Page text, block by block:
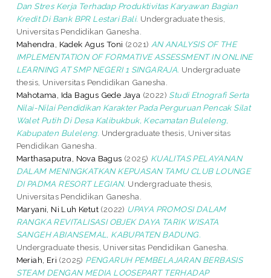
Dan Stres Kerja Terhadap Produktivitas Karyawan Bagian
Kredit Di Bank BPR Lestari Bali. Undergraduate thesis,
Universitas Pendidikan Ganesha.
Mahendra, Kadek Agus Toni (2021) AN ANALYSIS OF THE
IMPLEMENTATION OF FORMATIVE ASSESSMENT IN ONLINE
LEARNING AT SMP NEGERI 1 SINGARAJA. Undergraduate
thesis, Universitas Pendidikan Ganesha.
Mahotama, Ida Bagus Gede Jaya (2022) Studi Etnografi Serta
Nilai-Nilai Pendidikan Karakter Pada Perguruan Pencak Silat
Walet Putih Di Desa Kalibukbuk, Kecamatan Buleleng,
Kabupaten Buleleng. Undergraduate thesis, Universitas
Pendidikan Ganesha.
Marthasaputra, Nova Bagus (2025) KUALITAS PELAYANAN
DALAM MENINGKATKAN KEPUASAN TAMU CLUB LOUNGE
DI PADMA RESORT LEGIAN. Undergraduate thesis,
Universitas Pendidikan Ganesha.
Maryani, Ni Luh Ketut (2022) UPAYA PROMOSI DALAM
RANGKA REVITALISASI OBJEK DAYA TARIK WISATA
SANGEH ABIANSEMAL, KABUPATEN BADUNG.
Undergraduate thesis, Universitas Pendidikan Ganesha.
Meriah, Eri (2025) PENGARUH PEMBELAJARAN BERBASIS
STEAM DENGAN MEDIA LOOSEPART TERHADAP